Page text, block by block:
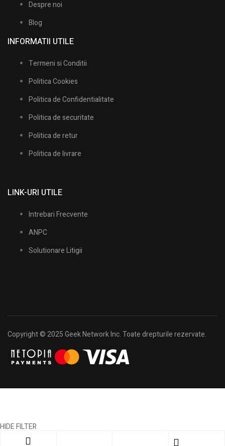
Despre noi
Blog
INFORMATII UTILE​
Termeni si Conditii
Politica Cookies
Politica de Confidentialitate
Politica de securitate
Politica de retur
Politica de livrare
LINK-URI UTILE
Intrebari Frecvente
ANPC
Solutionare Litigii
Copyright © 2025 Geek Network Inc. Toate drepturile rezervate.
HIDE FILTER
Shopping cart